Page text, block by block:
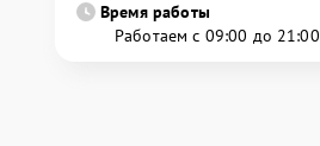
Время работы
Работаем с 09:00 до 21:00